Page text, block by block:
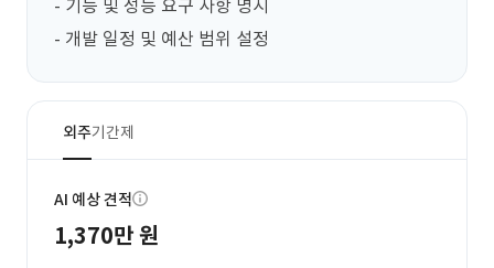
- 기능 및 성능 요구 사항 명시
- 개발 일정 및 예산 범위 설정
외주기간제
AI 예상 견적
1,370만 원